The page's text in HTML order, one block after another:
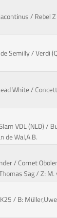
/ Rebel
Semilly / Verdi
White /
VDL (NLD) /
de Wal,A.B.
/ Cornet
Sag / Z:
/ B: Müller,Uwe